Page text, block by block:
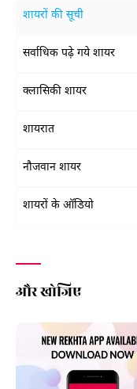
शायरों की सूची
सर्वाधिक पढ़े गये शायर
क्लासिकी शायर
शायरात
नौजवान शायर
शायरों के ऑडियो
और खोजिए